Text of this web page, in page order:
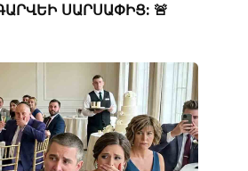
ՍԱՐՍԱՓԻՑ: 🚨